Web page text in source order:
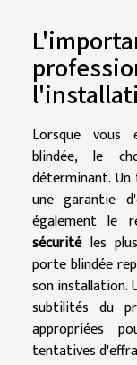
Lorsque vous
blindée, le
déterminant.
une garantie
également le
sécuritéles
porte blindée
son installation.
subtilités du
appropriées
tentatives